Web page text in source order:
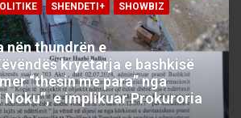
SHENDETI+
SHOWBIZ
nën thundrën e
kryetarja e bashkisë
“thesin me para” nga
Noku”, e implikuar Prokuroria